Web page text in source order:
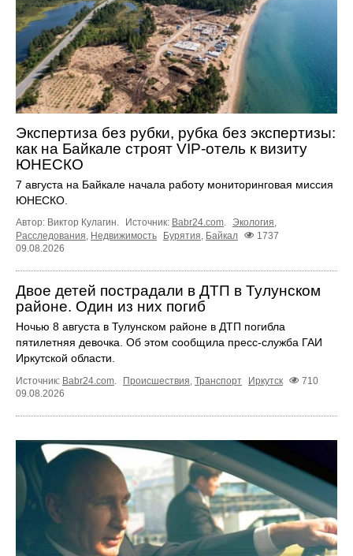
Экспертиза без рубки, рубка без экспертизы:
как на Байкале строят VIP-отель к визиту
ЮНЕСКО
7 августа на Байкале начала работу мониторинговая миссия
ЮНЕСКО.
Автор: Виктор Кулагин. Источник: Babr24.com. Экология,
Расследования, Недвижимость Бурятия, Байкал
1737
09.08.2026
Двое детей пострадали в ДТП в Тулунском
районе. Один из них погиб
Ночью 8 августа в Тулунском районе в ДТП погибла
пятилетняя девочка. Об этом сообщила пресс‑служба ГАИ
Иркутской области.
Источник: Babr24.com. Происшествия, Транспорт Иркутск
710
09.08.2026